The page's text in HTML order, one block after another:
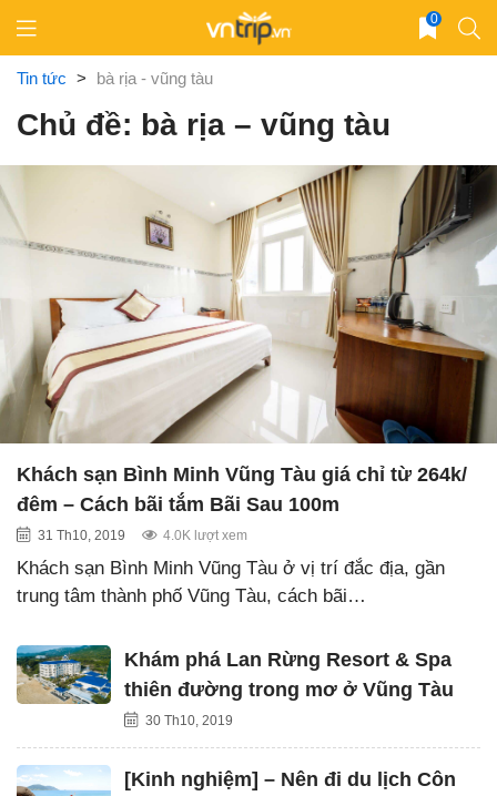
content
0
Tin tức > bà rịa - vũng tàu
Chủ đề: bà rịa – vũng tàu
Khách sạn Bình Minh Vũng Tàu giá chỉ từ 264k/
đêm – Cách bãi tắm Bãi Sau 100m
31 Th10, 2019 4.0K lượt xem
Khách sạn Bình Minh Vũng Tàu ở vị trí đắc địa, gần
trung tâm thành phố Vũng Tàu, cách bãi…
Khám phá Lan Rừng Resort & Spa
thiên đường trong mơ ở Vũng Tàu
30 Th10, 2019
[Kinh nghiệm] – Nên đi du lịch Côn